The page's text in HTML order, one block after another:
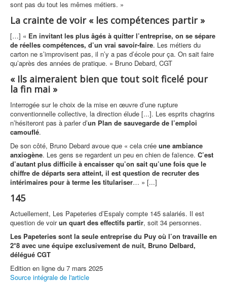
sont pas du tout les mêmes métiers. »
La crainte de voir « les compétences partir »
[…] « En invitant les plus âgés à quitter l’entreprise, on se sépare
de réelles compétences, d’un vrai savoir-faire. Les métiers du
carton ne s’improvisent pas, il n’y a pas d’école pour ça. On sait faire
qu’après des années de pratique. » Bruno Debard, CGT
« Ils aimeraient bien que tout soit ficelé pour
la fin mai »
Interrogée sur le choix de la mise en œuvre d’une rupture
conventionnelle collective, la direction élude [...]. Les esprits chagrins
n’hésiteront pas à parler d’un Plan de sauvegarde de l’emploi
camouflé.
De son côté, Bruno Debard avoue que « cela crée une ambiance
anxiogène. Les gens se regardent un peu en chien de faïence. C’est
d’autant plus difficile à encaisser qu’on sait qu’une fois que le
chiffre de départs sera atteint, il est question de recruter des
intérimaires pour à terme les titulariser… » [...]
145
Actuellement, Les Papeteries d’Espaly compte 145 salariés. Il est
question de voirun quart des effectifs partir, soit 34 personnes.
Les Papeteries sont la seule entreprise du Puy où l’on travaille en
2*8 avec une équipe exclusivement de nuit, Bruno Delbard,
délégué CGT
Edition en ligne du 7 mars 2025
Source intégrale de l'article